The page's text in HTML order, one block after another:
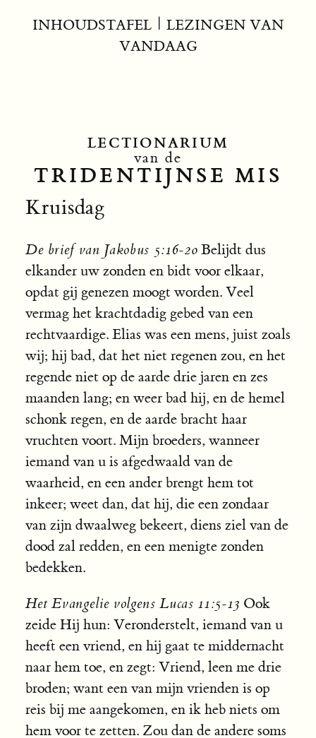
INHOUDSTAFEL| LEZINGEN VAN
VANDAAG
LECTIONARIUM
van de
TRIDENTIJNSE MIS
Kruisdag
De brief van Jakobus 5:16-20 Belijdt dus
elkander uw zonden en bidt voor elkaar,
opdat gij genezen moogt worden. Veel
vermag het krachtdadig gebed van een
rechtvaardige. Elias was een mens, juist zoals
wij; hij bad, dat het niet regenen zou, en het
regende niet op de aarde drie jaren en zes
maanden lang; en weer bad hij, en de hemel
schonk regen, en de aarde bracht haar
vruchten voort. Mijn broeders, wanneer
iemand van u is afgedwaald van de
waarheid, en een ander brengt hem tot
inkeer; weet dan, dat hij, die een zondaar
van zijn dwaalweg bekeert, diens ziel van de
dood zal redden, en een menigte zonden
bedekken.
Het Evangelie volgens Lucas 11:5-13 Ook
zeide Hij hun: Veronderstelt, iemand van u
heeft een vriend, en hij gaat te middernacht
naar hem toe, en zegt: Vriend, leen me drie
broden; want een van mijn vrienden is op
reis bij me aangekomen, en ik heb niets om
hem voor te zetten. Zou dan de andere soms